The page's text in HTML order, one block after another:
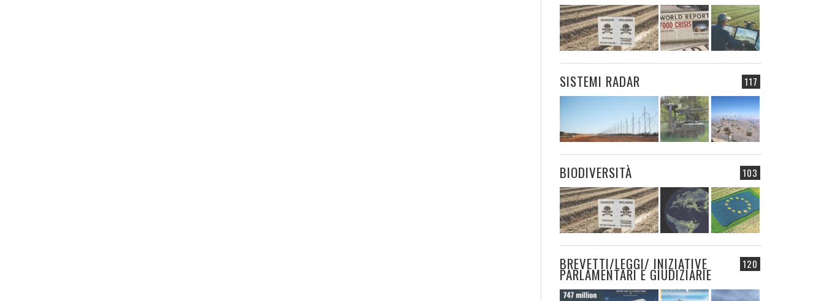
117
SISTEMI RADAR
103
BIODIVERSITÀ
120
BREVETTI/LEGGI/ INIZIATIVE
PARLAMENTARI E GIUDIZIARIE